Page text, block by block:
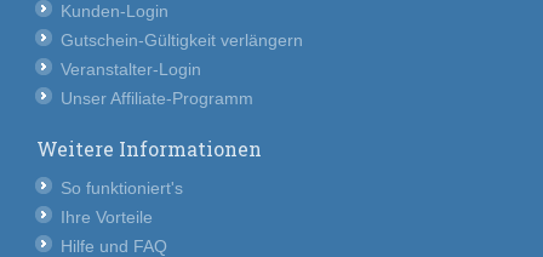
Kunden-Login
Gutschein-Gültigkeit verlängern
Veranstalter-Login
Unser Affiliate-Programm
Weitere Informationen
So funktioniert's
Ihre Vorteile
Hilfe und FAQ